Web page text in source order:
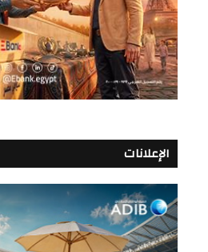
الإعلانات